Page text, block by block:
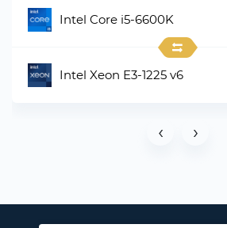
Intel Core i5-6600K
Intel Xeon E3-1225 v6
‹ ›